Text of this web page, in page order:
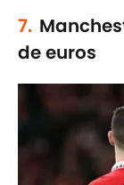
7.
de euros